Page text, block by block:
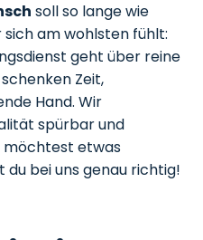
soll so lange wie
am wohlsten fühlt:
geht über reine
Zeit,
Hand. Wir
spürbar und
möchtest etwas
du bei uns genau richtig!